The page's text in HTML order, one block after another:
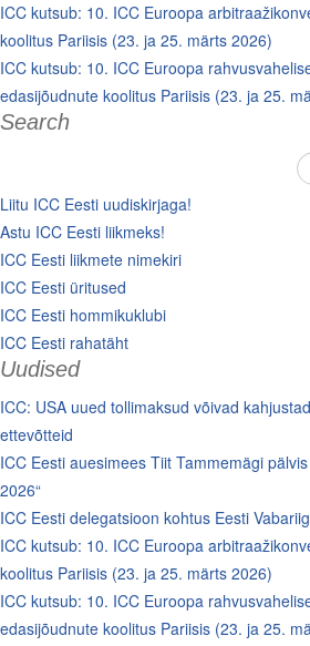
ICC kutsub: 10. ICC Euroopa
koolitus Pariisis (23. ja 25. märts 2026)
ICC kutsub: 10. ICC Euroopa
edasijõudnute koolitus Pariisis (23. ja 25.
Search
Liitu ICC Eesti uudiskirjaga!
Astu ICC Eesti liikmeks!
ICC Eesti liikmete nimekiri
ICC Eesti üritused
ICC Eesti hommikuklubi
ICC Eesti rahatäht
Uudised
ICC: USA uued tollimaksud võivad
ettevõtteid
ICC Eesti auesimees Tiit Tammemägi
2026“
ICC Eesti delegatsioon kohtus Eesti
ICC kutsub: 10. ICC Euroopa
koolitus Pariisis (23. ja 25. märts 2026)
ICC kutsub: 10. ICC Euroopa
edasijõudnute koolitus Pariisis (23. ja 25.